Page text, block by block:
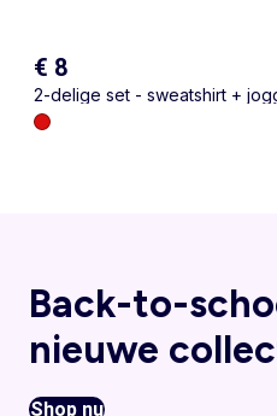
2-delige set - sweatshirt +
€ 8
Back-to-
nieuwe
Shop nu